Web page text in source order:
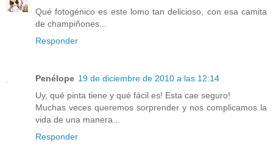
Qué fotogénico es este lomo tan delicioso, con esa camita
de champiñones...
Responder
Penélope 19 de diciembre de 2010 a las 12:14
Uy, qué pinta tiene y qué fácil es! Esta cae seguro!
Muchas veces queremos sorprender y nos complicamos la
vida de una manera...
Responder